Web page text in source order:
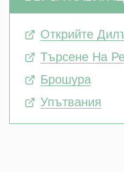
Открийте
Търсене На
Брошура
Упътвания